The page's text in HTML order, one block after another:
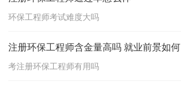
环保工程师考试难度大吗
注册环保工程师含金量高吗 就业前景如何
考注册环保工程师有用吗